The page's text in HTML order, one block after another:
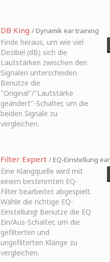
DB King / Dynamik ear training
Finde heraus, um wie viel
Dezibel (dB) sich die
Lautstärken zwischen den
Signalen unterscheiden.
Benutze die
"Original"/"Lautstärke
geändert"-Schalter, um die
beiden Signale zu
vergleichen.
Filter Expert / EQ-Einstellung
Eine Klangquelle wird mit
einem bestimmten EQ-
Filter bearbeitet abgespielt.
Wähle die richtige EQ-
Einstellung! Benutze die EQ
Ein/Aus-Schalter, um die
gefilterten und
ungefilterten Klänge zu
vergleichen.